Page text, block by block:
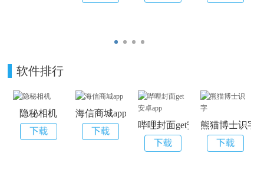
软件排行
隐秘相机
海信商城app
哔哩封面get安卓app熊猫博士识字